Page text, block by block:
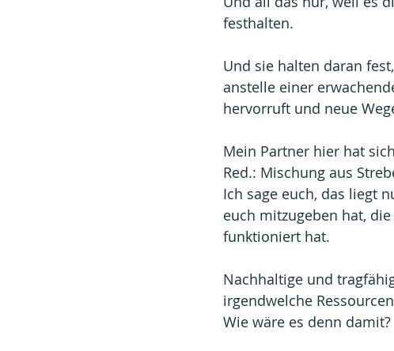
festhalten.
Und sie halten daran
anstelle einer
hervorruft und neue
Mein Partner hier hat
Red.: Mischung aus
Ich sage euch, das liegt
euch mitzugeben hat,
funktioniert hat.
Nachhaltige und
irgendwelche
Wie wäre es denn damit?